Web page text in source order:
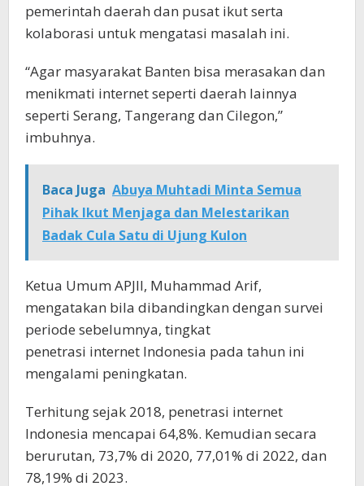
pemerintah daerah dan pusat ikut serta
kolaborasi untuk mengatasi masalah ini.
“Agar masyarakat Banten bisa merasakan dan
menikmati internet seperti daerah lainnya
seperti Serang, Tangerang dan Cilegon,”
imbuhnya.
Baca Juga Abuya Muhtadi Minta Semua
Pihak Ikut Menjaga dan Melestarikan
Badak Cula Satu di Ujung Kulon
Ketua Umum APJII, Muhammad Arif,
mengatakan bila dibandingkan dengan survei
periode sebelumnya, tingkat
penetrasi internet Indonesia pada tahun ini
mengalami peningkatan.
Terhitung sejak 2018, penetrasi internet
Indonesia mencapai 64,8%. Kemudian secara
berurutan, 73,7% di 2020, 77,01% di 2022, dan
78,19% di 2023.